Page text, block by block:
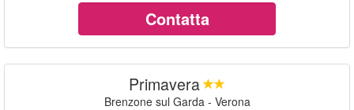
Contatta
Primavera
Brenzone sul Garda - Verona